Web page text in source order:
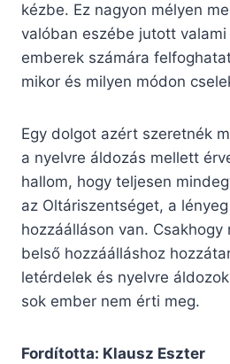
kézbe. Ez nagyon mélyen
valóban eszébe jutott valami
emberek számára
mikor és milyen módon
Egy dolgot azért szeretnék
a nyelvre áldozás mellett
hallom, hogy teljesen
az Oltáriszentséget, a
hozzáálláson van. Csakhogy
belső hozzáálláshoz
letérdelek és nyelvre
sok ember nem érti meg.
Fordította: Klausz Eszter